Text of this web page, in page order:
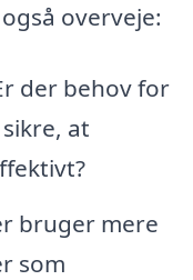
overveje:
der behov for
at
bruger mere
som